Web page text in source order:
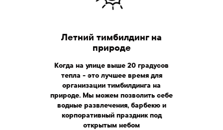
Летний тимбилдинг на
природе
Когда на улице выше 20 градусов
тепла - это лучшее время для
организации тимбилдинга на
природе. Мы можем позволить себе
водные развлечения, барбекю и
корпоративный праздник под
открытым небом